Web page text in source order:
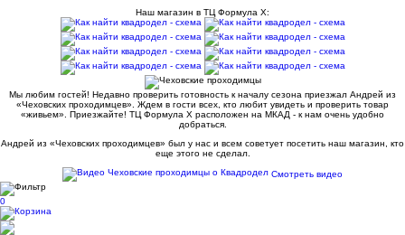
Наш магазин в ТЦ Формула Х:
Мы любим гостей! Недавно проверить готовность к началу сезона приезжал Андрей из
«Чеховских проходимцев». Ждем в гости всех, кто любит увидеть и проверить товар
«живьем». Приезжайте! ТЦ Формула Х расположен на МКАД - к нам очень удобно
добраться.
Андрей из «Чеховских проходимцев» был у нас и всем советует посетить наш магазин, кто
еще этого не сделал.
Смотреть видео
0